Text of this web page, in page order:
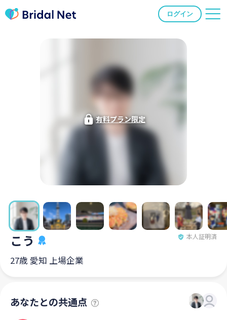
ログイン
有料プラン限定
こう 本人証明済
27歳 愛知 上場企業
あなたとの共通点